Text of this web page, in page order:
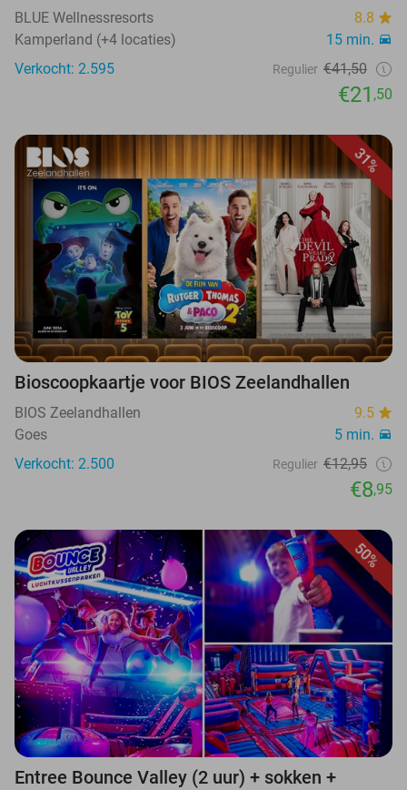
BLUE Wellnessresorts
8.8
Kamperland (+4 locaties)
15 min.
Verkocht: 2.595
Regulier €41,50
€21 ,50
31%
Bioscoopkaartje voor BIOS Zeelandhallen
BIOS Zeelandhallen
9.5
Goes
5 min.
Verkocht: 2.500
Regulier €12,95
€8,95
50%
Entree Bounce Valley (2 uur) + sokken +